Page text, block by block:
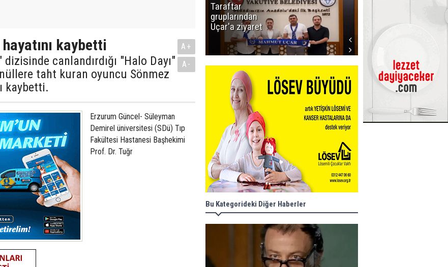
kaybetti
canlandırdığı "Halo Dayı"
taht kuran oyuncu Sönmez
kaybetti.
A+
A-
Erzurum Güncel- Süleyman
Demirel üniversitesi (SDü) Tıp
Fakültesi Hastanesi Başhekimi
Prof. Dr. Tuğr
Taraftar
gruplarından
Uçar'a ziyaret
başlıyor! İlk
düdük Bolu'da
çalacak
Bu Kategorideki Diğer Haberler